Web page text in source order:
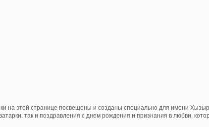
на этой странице посвещены и созданы специально для имени
так и поздравления с днем рождения и признания в любви,